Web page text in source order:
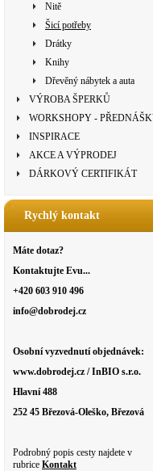
Nitě
Šicí potřeby
Drátky
Knihy
Dřevěný nábytek a auta
VÝROBA ŠPERKŮ
WORKSHOPY -
INSPIRACE
AKCE A VÝPRODEJ
DÁRKOVÝ CERTIFIKÁT
Rychlý kontakt
Máte dotaz?
Kontaktujte Evu...
+420 603 910 496
info@dobrodej.cz
Osobní vyzvednutí objednávek:
www.dobrodej.cz / InBIO s.r.o.
Hlavní 488
252 45 Březová-Oleško, Březová
Podrobný popis cesty najdete v
rubrice Kontakt